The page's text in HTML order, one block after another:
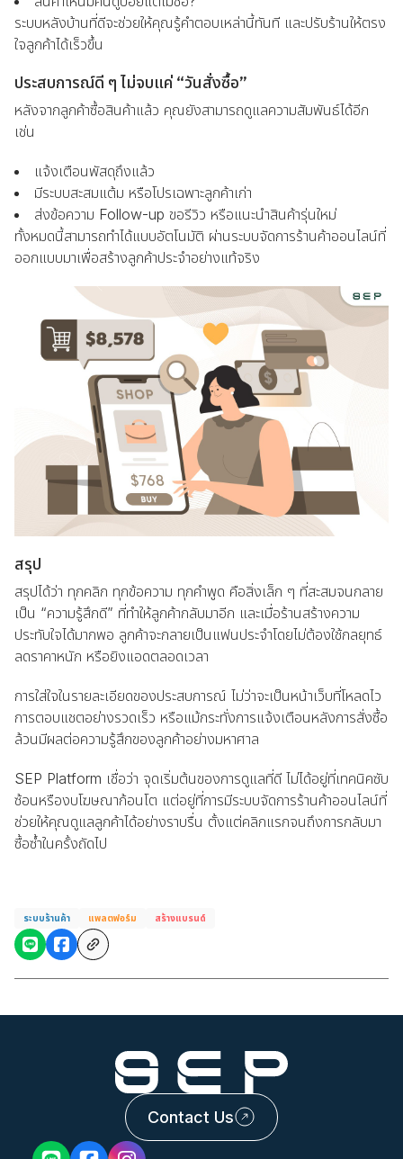
ระบบหลังบ้านที่ดีจะช่วยให้คุณรู้คำตอบเหล่านี้ทันที และปรับร้านให้ตรง
ใจลูกค้าได้เร็วขึ้น
ประสบการณ์ดี ๆ ไม่จบแค่ “วันสั่งซื้อ”
หลังจากลูกค้าซื้อสินค้าแล้ว คุณยังสามารถดูแลความสัมพันธ์ได้อีก
เช่น
แจ้งเตือนพัสดุถึงแล้ว
มีระบบสะสมแต้ม หรือโปรเฉพาะลูกค้าเก่า
ส่งข้อความ Follow-up ขอรีวิว หรือแนะนำสินค้ารุ่นใหม่
ทั้งหมดนี้สามารถทำได้แบบอัตโนมัติ ผ่านระบบจัดการร้านค้าออนไลน์ที่
ออกแบบมาเพื่อสร้างลูกค้าประจำอย่างแท้จริง
สรุป
สรุปได้ว่า ทุกคลิก ทุกข้อความ ทุกคำพูด คือสิ่งเล็ก ๆ ที่สะสมจนกลาย
เป็น “ความรู้สึกดี” ที่ทำให้ลูกค้ากลับมาอีก และเมื่อร้านสร้างความ
ประทับใจได้มากพอ ลูกค้าจะกลายเป็นแฟนประจำโดยไม่ต้องใช้กลยุทธ์
ลดราคาหนัก หรือยิงแอดตลอดเวลา
การใส่ใจในรายละเอียดของประสบการณ์ ไม่ว่าจะเป็นหน้าเว็บที่โหลดไว
การตอบแชตอย่างรวดเร็ว หรือแม้กระทั่งการแจ้งเตือนหลังการสั่งซื้อ
ล้วนมีผลต่อความรู้สึกของลูกค้าอย่างมหาศาล
SEP Platform เชื่อว่า จุดเริ่มต้นของการดูแลที่ดี ไม่ได้อยู่ที่เทคนิคซับ
ซ้อนหรืองบโฆษณาก้อนโต แต่อยู่ที่การมีระบบจัดการร้านค้าออนไลน์ที่
ช่วยให้คุณดูแลลูกค้าได้อย่างราบรื่น ตั้งแต่คลิกแรกจนถึงการกลับมา
ซื้อซ้ำในครั้งถัดไป
ระบบร้านค้า แพลตฟอร์ม สร้างแบรนด์
Contact Us